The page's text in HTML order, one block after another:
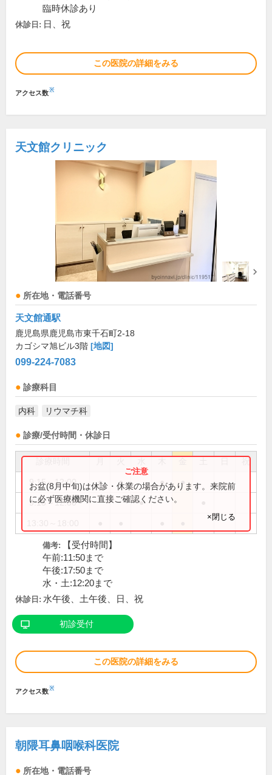
臨時休診あり
休診日: 日、祝
この医院の詳細をみる
アクセス数※
天文館クリニック
所在地・電話番号
天文館通駅
鹿児島県鹿児島市東千石町2-18
カゴシマ旭ビル3階 [地図]
099-224-7083
診療科目
内科 リウマチ科
診療/受付時間・休診日
祝
9:15～12:00 ● ● ● ●
9:15～12:30 ●
お盆(8月中旬)は休診・休業の場合があります。来院前
に必ず医療機関に直接ご確認ください。
×閉じる
備考:
【受付時間】
午前:11:50まで
午後:17:50まで
水・土:12:20まで
休診日: 水午後、土午後、日、祝
初診受付
この医院の詳細をみる
アクセス数※
朝隈耳鼻咽喉科医院
所在地・電話番号